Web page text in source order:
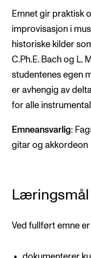
INTERNASJONALT
Utveksling
Internasjonal strategi
Nettverk
AKTUELT
Arrangementer og
INFO
Kontakt oss
Emnet gir praktisk
improvisasjon i
historiske kilder
C.Ph.E. Bach og L.
studentenes egen
er avhengig av
for alle
Emneansvarlig:
gitar og akkordeon
Læringsmål
Ved fullført emne